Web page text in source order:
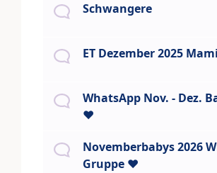
Schwangere
ET Dezember 2025
WhatsApp Nov. - Dez.
❤️
Novemberbabys 2026
Gruppe ❤️